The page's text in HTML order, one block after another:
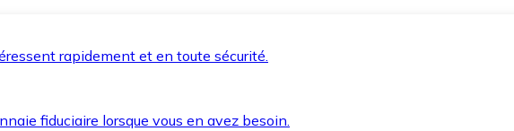
rapidement et en toute sécurité.
fiduciaire lorsque vous en avez besoin.